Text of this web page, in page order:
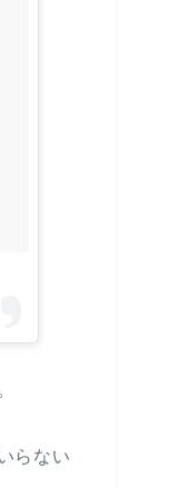
らない